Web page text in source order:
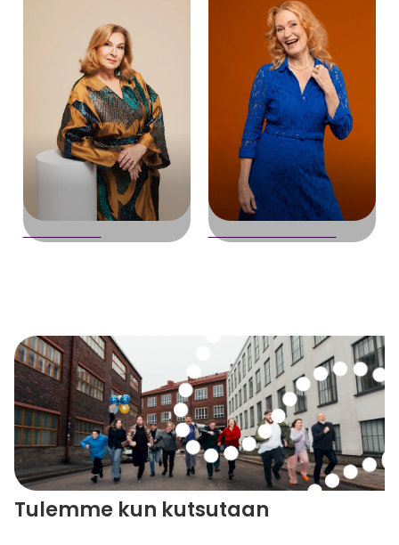
Sari Havas Kirsti Kuosmanen
Tulemme kun kutsutaan